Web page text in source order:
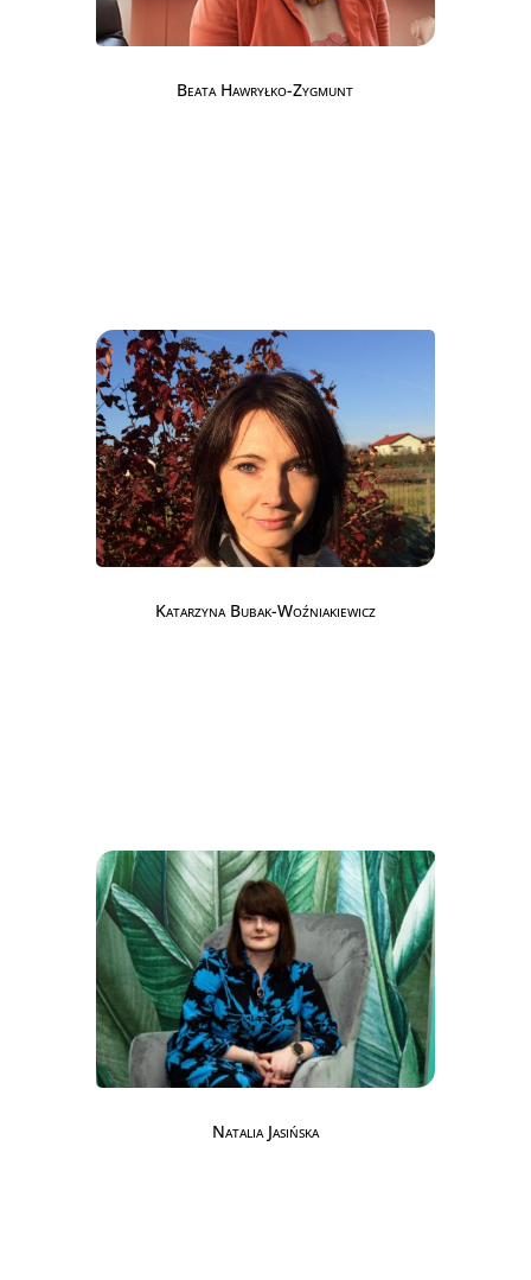
Beata Hawryłko-Zygmunt
Katarzyna Bubak-Woźniakiewicz
Natalia Jasińska